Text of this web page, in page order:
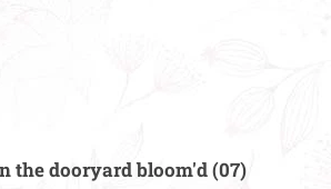
the dooryard bloom'd (07)